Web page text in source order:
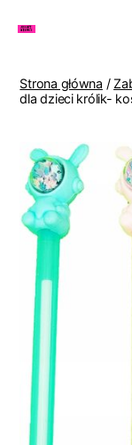
Lenki
Strona główna /
dla dzieci królik-